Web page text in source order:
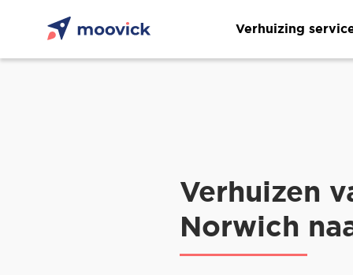
Verhuizing
Verhuizen
Norwich